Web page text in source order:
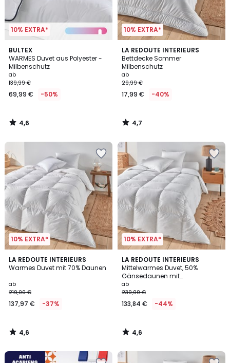
10% EXTRA*
BULTEX
WARMES Duvet aus Polyester -
Milbenschutz
ab
139,99 €
69,99 € -50%
4,6
/ 5
4,6
/
10% EXTRA*
LA REDOUTE INTERIEURS
Bettdecke Sommer
Milbenschutz
ab
29,99 €
17,99 € -40%
4,7
/ 5
4,7
/
10% EXTRA*
LA REDOUTE INTERIEURS
Warmes Duvet mit 70% Daunen
ab
219,00 €
137,97 € -37%
4,6
/ 5
4,6
/
10% EXTRA*
LA REDOUTE INTERIEURS
Mittelwarmes Duvet, 50%
Gänsedaunen mit
Milbenschutz
ab
239,00 €
133,84 € -44%
4,6
/ 5
4,6
/